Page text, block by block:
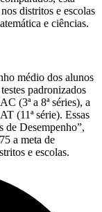
distritos e escolas
e ciências.
médio dos alunos
padronizados
(3ª a 8ª séries), a
(11ª série). Essas
de Desempenho”,
a meta de
e escolas.